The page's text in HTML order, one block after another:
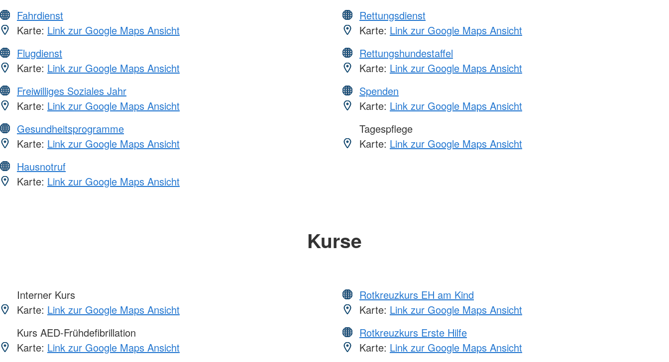
Fahrdienst
Karte: Link zur Google Maps Ansicht
Flugdienst
Karte: Link zur Google Maps Ansicht
Freiwilliges Soziales Jahr
Karte: Link zur Google Maps Ansicht
Gesundheitsprogramme
Karte: Link zur Google Maps Ansicht
Hausnotruf
Karte: Link zur Google Maps Ansicht
Rettungsdienst
Karte: Link zur Google Maps Ansicht
Rettungshundestaffel
Karte: Link zur Google Maps Ansicht
Spenden
Karte: Link zur Google Maps Ansicht
Tagespflege
Karte: Link zur Google Maps Ansicht
Kurse
Interner Kurs
Karte: Link zur Google Maps Ansicht
Kurs AED-Frühdefibrillation
Karte: Link zur Google Maps Ansicht
Rotkreuzkurs EH am Kind
Karte: Link zur Google Maps Ansicht
Rotkreuzkurs Erste Hilfe
Karte: Link zur Google Maps Ansicht